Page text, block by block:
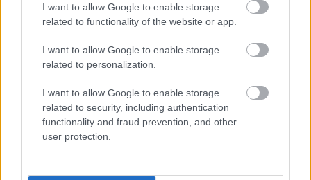
I want to allow Google to enable storage
related to functionality of the website or app.
I want to allow Google to enable storage
related to personalization.
I want to allow Google to enable storage
related to security, including authentication
functionality and fraud prevention, and other
user protection.
συνεχόμενα άστοχα. Χωρίς κάποια από τις δύο
δεκάλεπτο ολοκληρώθηκε με σκορ58-47 υπέρ
των φιλοξενούμενων, ισοφαρίζοντας την
υψηλότερη τιμή της διαφοράς τους στο ματς.
Οι φιλοξενούμενοι περιορίστηκαν σε μόλις 6 λάθη
τις τρεις πρώτες περιόδους, καταδεικνύοντας την